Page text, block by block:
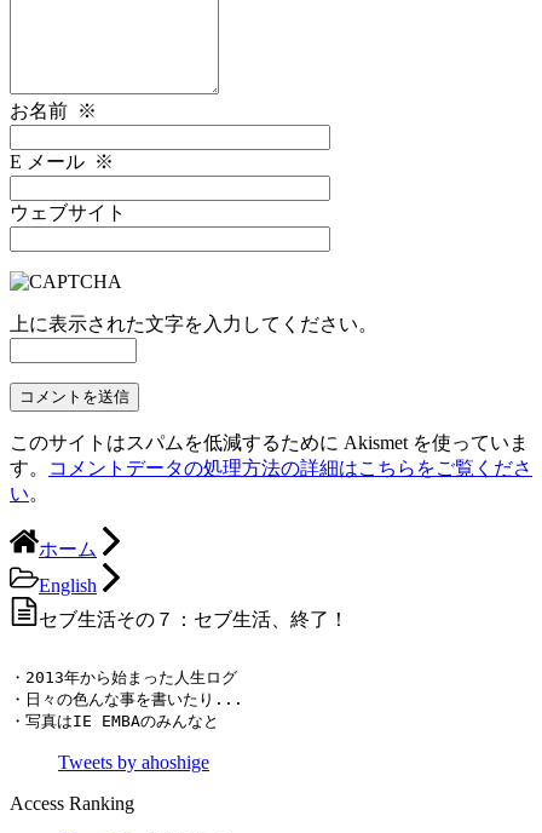
お名前 ※
E メール ※
ウェブサイト
上に表示された文字を入力してください。
このサイトはスパムを低減するために Akismet を使っていま
す。
コメントデータの処理方法の詳細はこちらをご覧くださ
い。
ホーム
English
セブ生活その７：セブ生活、終了！
・2013年から始まった人生ログ
・日々の色んな事を書いたり...
・写真はIE EMBAのみんなと
Tweets by ahoshige
Access Ranking